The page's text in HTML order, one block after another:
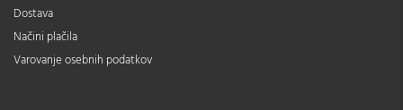
Dostava
Načini plačila
Varovanje osebnih podatkov